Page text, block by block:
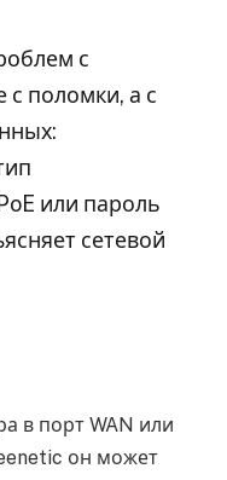
с
с поломки, а с
или пароль
сетевой
в порт WAN или
он может